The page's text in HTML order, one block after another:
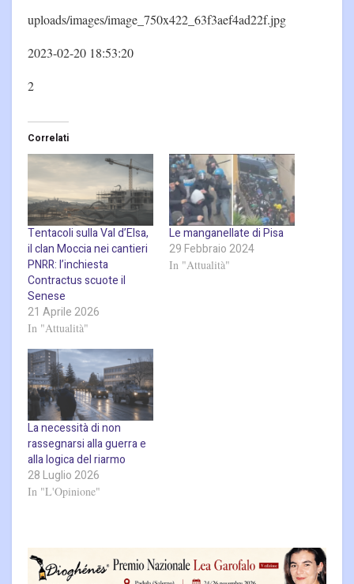
uploads/images/image_750x422_63f3aef4ad22f.jpg
2023-02-20 18:53:20
2
Correlati
Tentacoli sulla Val d’Elsa,
il clan Moccia nei cantieri
PNRR: l’inchiesta
Contractus scuote il
Senese
21 Aprile 2026
In "Attualità"
Le manganellate di Pisa
29 Febbraio 2024
In "Attualità"
La necessità di non
rassegnarsi alla guerra e
alla logica del riarmo
28 Luglio 2026
In "L'Opinione"